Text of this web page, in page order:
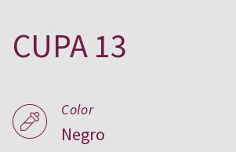
CUPA 13
Color
Negro